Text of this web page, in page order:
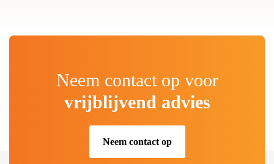
Neem contact op voor
vrijblijvend advies
Neem contact op